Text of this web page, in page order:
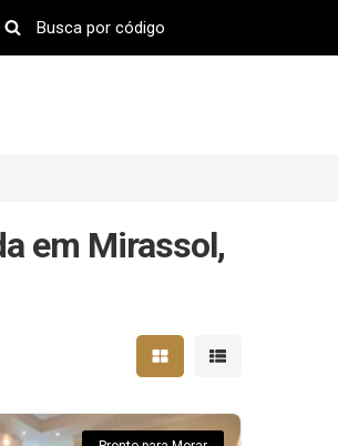
em Mirassol,
Mostrar resultados em
Mostrar